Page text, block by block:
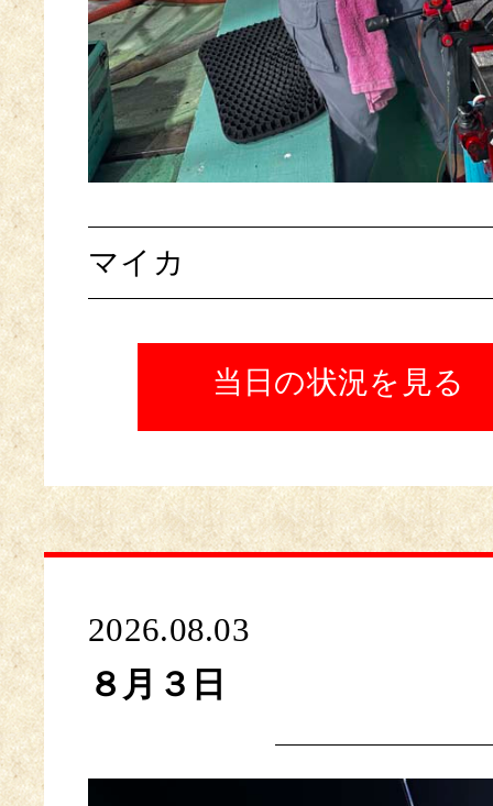
マイカ
当日の状況を見る
2026.08.03
８月３日